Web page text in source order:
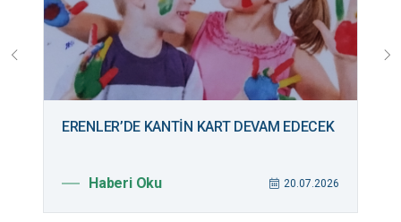
ERENLER’DE KANTİN KART DEVAM EDECEK
Haberi Oku 20.07.2026